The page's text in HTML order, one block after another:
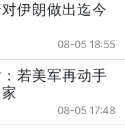
伊朗做出迄今
08-05 18:55
若美军再动手
08-05 17:48